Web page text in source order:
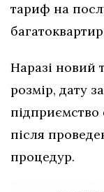
тариф на
Наразі новий
розмір, дату
підприємство
після
процедур.